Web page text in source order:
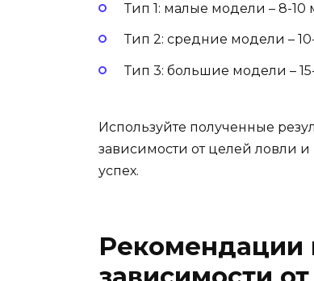
Тип 1: малые модели – 8-10
Тип 2: средние модели –
Тип 3: большие модели –
Используйте полученные
зависимости от целей ловли
успех.
Рекомендации